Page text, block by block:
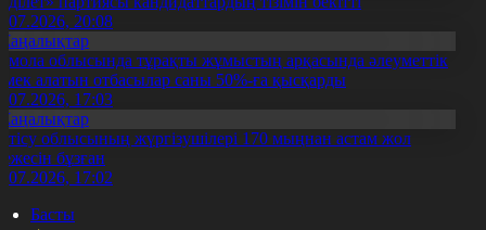
20:08
облысында тұрақты жұмыстың арқасында әлеуметтік
алатын отбасылар саны 50%-ға қысқарды
17:03
облысының жүргізушілері 170 мыңнан астам жол
бұзған
17:02
Басты